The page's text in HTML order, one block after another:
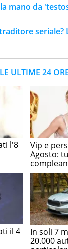
mano da
seriale?
ULTIME 24
l'8
Vip e
Agosto:
il 4
In soli 7
20.000